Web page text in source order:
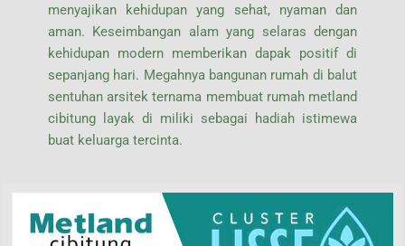
menyajikan kehidupan yang sehat, nyaman dan
aman. Keseimbangan alam yang selaras dengan
kehidupan modern memberikan dapak positif di
sepanjang hari. Megahnya bangunan rumah di balut
sentuhan arsitek ternama membuat rumah metland
cibitung layak di miliki sebagai hadiah istimewa
buat keluarga tercinta.